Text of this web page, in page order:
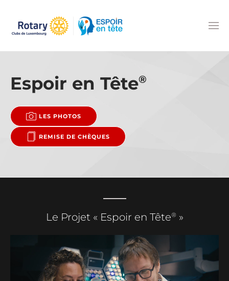
Accéder au contenu principal
Espoir en Tête®
LES PHOTOS
REMISE DE CHÈQUES
Le Projet « Espoir en Tête® »